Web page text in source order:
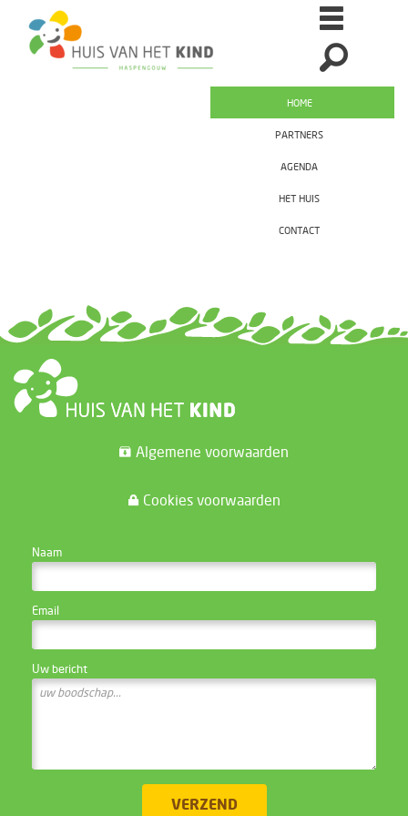
HOME
PARTNERS
AGENDA
HET HUIS
CONTACT
Algemene voorwaarden
Cookies voorwaarden
Naam
Email
Uw bericht
VERZEND